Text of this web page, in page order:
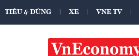
TIÊU & DÙNG XE VNE TV